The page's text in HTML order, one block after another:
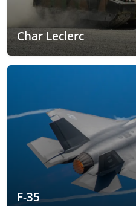
Char Leclerc
F-35